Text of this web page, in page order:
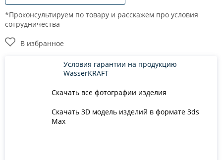
*Проконсультируем по товару и расскажем про условия
сотрудничества
В избранное
Скачать все фотографии изделия
Скачать 3D модель изделий в формате 3ds
Max
Условия гарантии на продукцию
WasserKRAFT